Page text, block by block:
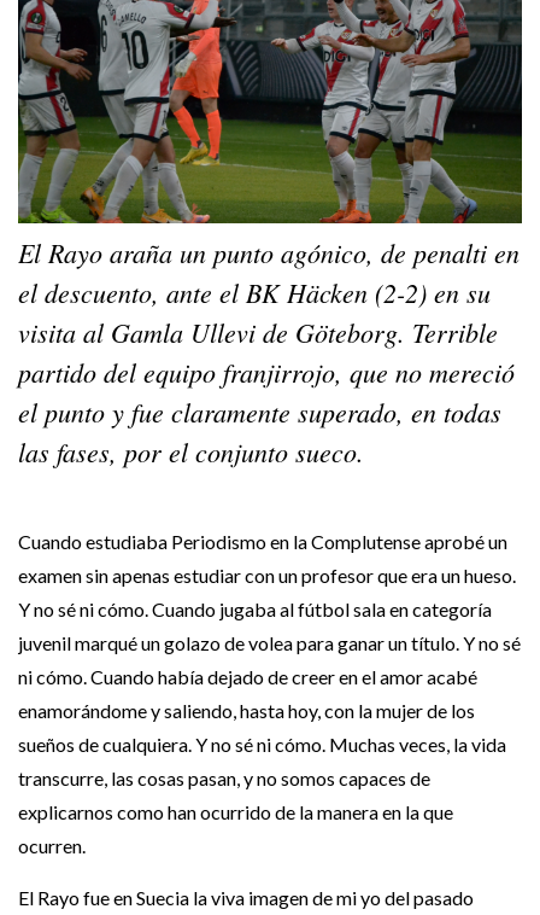
El Rayo araña un punto agónico, de penalti en
el descuento, ante el BK Häcken (2-2) en su
visita al Gamla Ullevi de Göteborg. Terrible
partido del equipo franjirrojo, que no mereció
el punto y fue claramente superado, en todas
las fases, por el conjunto sueco.
Cuando estudiaba Periodismo en la Complutense aprobé un
examen sin apenas estudiar con un profesor que era un hueso.
Y no sé ni cómo. Cuando jugaba al fútbol sala en categoría
juvenil marqué un golazo de volea para ganar un título. Y no sé
ni cómo. Cuando había dejado de creer en el amor acabé
enamorándome y saliendo, hasta hoy, con la mujer de los
sueños de cualquiera. Y no sé ni cómo. Muchas veces, la vida
transcurre, las cosas pasan, y no somos capaces de
explicarnos como han ocurrido de la manera en la que
ocurren.
El Rayo fue en Suecia la viva imagen de mi yo del pasado